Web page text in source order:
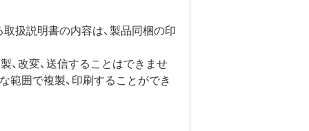
扱説明書の内容は、製品同梱の印
改変、送信することはできませ
範囲で複製、印刷することができ